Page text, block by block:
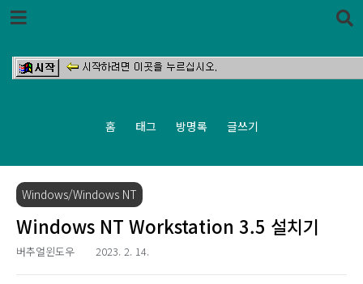
본문 바로가기
홈 태그 방명록 글쓰기
Windows/Windows NT
Windows NT Workstation 3.5 설치기
버추얼윈도우 2023. 2. 14.